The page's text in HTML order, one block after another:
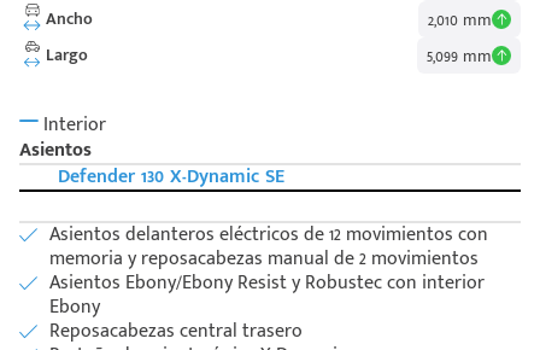
Ancho
2,010 mm
Largo
5,099 mm
Interior
Asientos
Defender 130 X-Dynamic SE
Asientos delanteros eléctricos de 12 movimientos con
memoria y reposacabezas manual de 2 movimientos
Asientos Ebony/Ebony Resist y Robustec con interior
Ebony
Reposacabezas central trasero